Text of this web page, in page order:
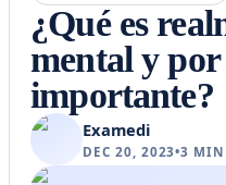
¿Qué es
mental y por
importante?
Examedi
DEC 20, 2023•3 MIN